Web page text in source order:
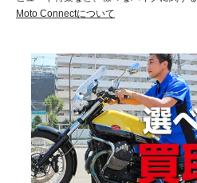
Moto Connectについて